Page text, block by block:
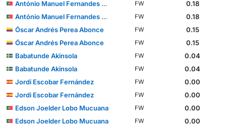
António Manuel Fernandes Mendes
FW
0.18
António Manuel Fernandes Mendes
FW
0.18
Óscar Andrés Perea Abonce
FW
0.15
Óscar Andrés Perea Abonce
FW
0.15
Babatunde Akinsola
FW
0.04
Babatunde Akinsola
FW
0.04
Jordi Escobar Fernández
FW
0.00
Jordi Escobar Fernández
FW
0.00
Edson Joelder Lobo Mucuana
FW
0.00
Edson Joelder Lobo Mucuana
FW
0.00